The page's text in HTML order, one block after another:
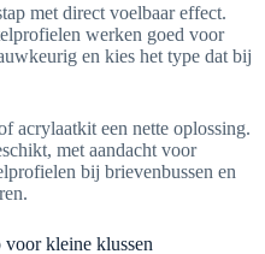
met direct voelbaar effect.
werken goed voor
en kies het type dat bij
acrylaatkit een nette oplossing.
met aandacht voor
bij brievenbussen en
voor kleine klussen